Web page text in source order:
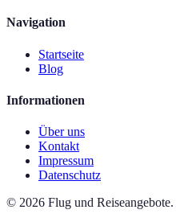
Navigation
Startseite
Blog
Informationen
Über uns
Kontakt
Impressum
Datenschutz
© 2026 Flug und Reiseangebote.